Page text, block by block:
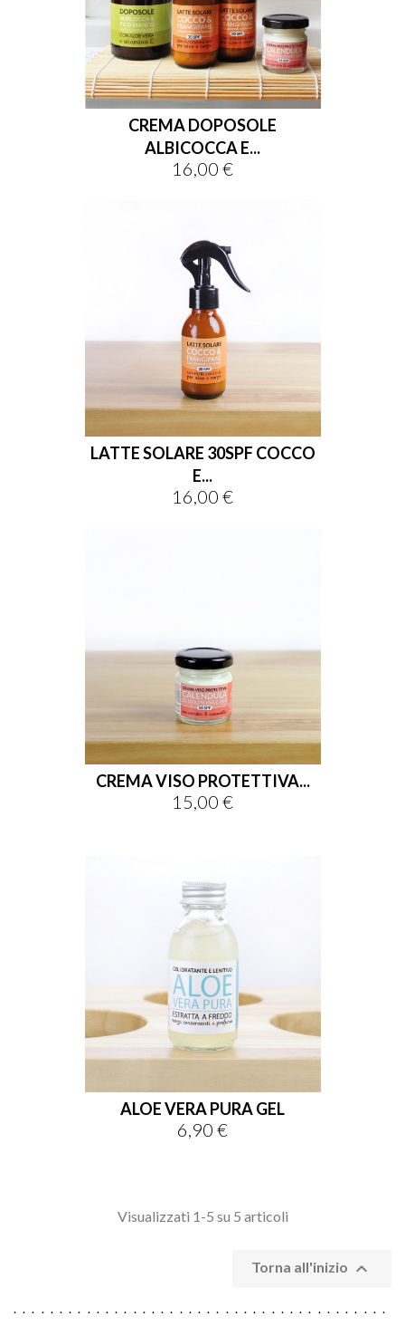
CREMA DOPOSOLE
ALBICOCCA E...
Prezzo
16,00 €
LATTE SOLARE 30SPF COCCO
E...
Prezzo
16,00 €
CREMA VISO PROTETTIVA...
Prezzo
15,00 €
ALOE VERA PURA GEL
Prezzo
6,90 €
Visualizzati 1-5 su 5 articoli
Torna all'inizio 